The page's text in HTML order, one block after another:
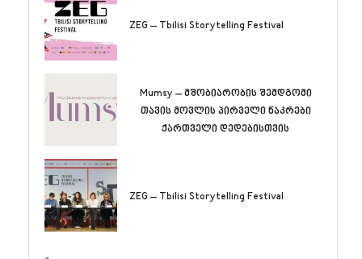
ZEG – Tbilisi Storytelling Festival
Mumsy – მშობიარობის შემდგომი
თავის მოვლის პირველი ნაკრები
ქართველი დედებისთვის
ZEG – Tbilisi Storytelling Festival